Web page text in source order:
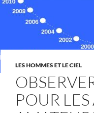
LES HOMMES ET LE CIEL
POUR